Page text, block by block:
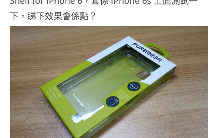
下，睇下效果會係點？